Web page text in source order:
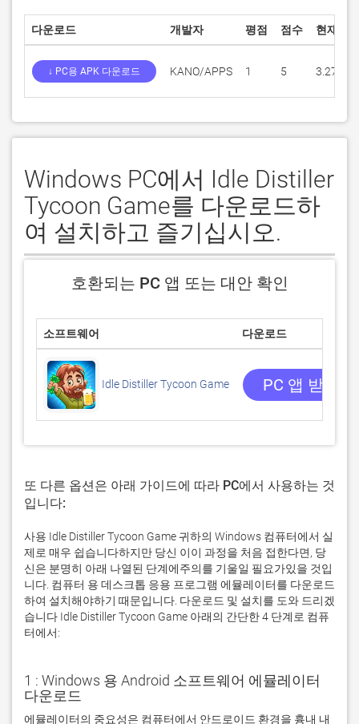
다운로드 개발자 평점 점수 현재 버
↓ PC용 APK 다운로드 KANO/APPS 1 5 3.27.7
Windows PC에서 Idle Distiller
Tycoon Game를 다운로드하
여 설치하고 즐기십시오.
호환되는 PC 앱 또는 대안 확인
소프트웨어 다운로드
Idle Distiller Tycoon Game PC 앱 받기
또 다른 옵션은 아래 가이드에 따라 PC에서 사용하는 것
입니다:
사용 Idle Distiller Tycoon Game 귀하의 Windows 컴퓨터에서 실
제로 매우 쉽습니다하지만 당신 이이 과정을 처음 접한다면, 당
신은 분명히 아래 나열된 단계에주의를 기울일 필요가있을 것입
니다. 컴퓨터 용 데스크톱 응용 프로그램 에뮬레이터를 다운로드
하여 설치해야하기 때문입니다. 다운로드 및 설치를 도와 드리겠
습니다 Idle Distiller Tycoon Game 아래의 간단한 4 단계로 컴퓨
터에서:
1 : Windows 용 Android 소프트웨어 에뮬레이터
다운로드
에뮬레이터의 중요성은 컴퓨터에서 안드로이드 환경을 흉내 내